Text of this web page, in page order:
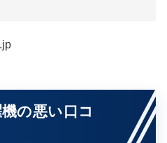
の悪い口コ